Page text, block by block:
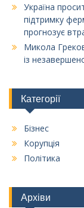
Україна
підтримку
прогнозує
Микола
із
Категорії
Бізнес
Корупція
Політика
Архіви